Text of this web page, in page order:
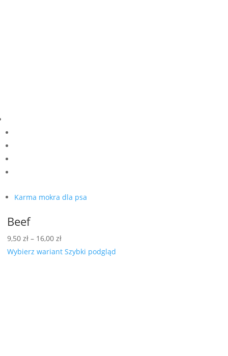
Karma mokra dla psa
Beef
9,50 zł – 16,00 złZakres
cen:
Wybierz wariant Szybki podgląd